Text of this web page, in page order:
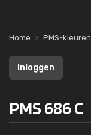
Home PMS-kleuren
Inloggen
PMS 686 C